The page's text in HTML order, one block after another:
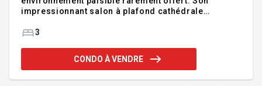
impressionnant salon à plafond cathédrale
chaleureuse et lumineuse. Vous y trouverez trois
une vaste suite principale aménagée sur la
mezzanine avec salle de bain attenante et espace
3
CONDO À VENDRE